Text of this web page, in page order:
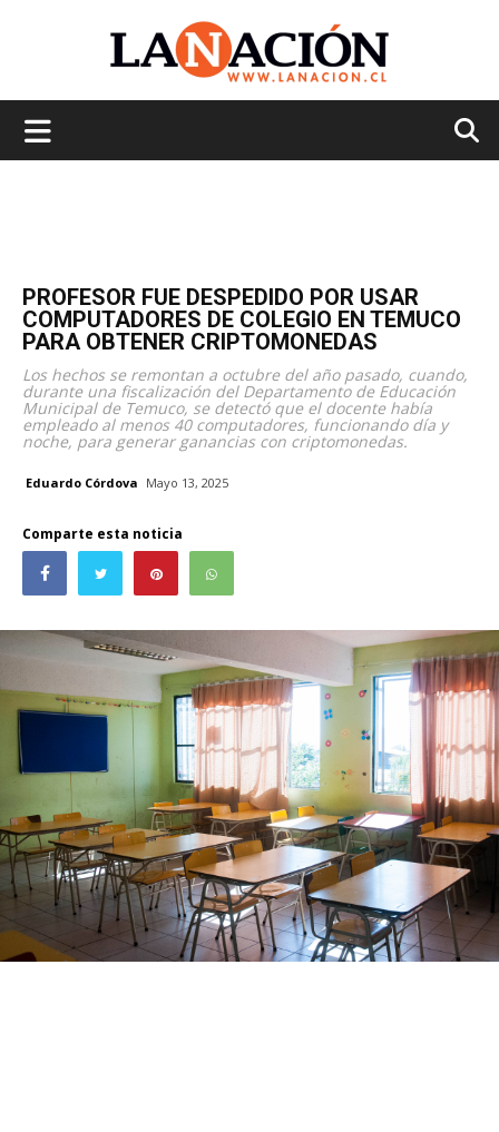
PROFESOR FUE DESPEDIDO POR USAR
COMPUTADORES DE COLEGIO EN TEMUCO
PARA OBTENER CRIPTOMONEDAS
Los hechos se remontan a octubre del año pasado, cuando,
durante una fiscalización del Departamento de Educación
Municipal de Temuco, se detectó que el docente había
empleado al menos 40 computadores, funcionando día y
noche, para generar ganancias con criptomonedas.
Eduardo Córdova Mayo 13, 2025
Comparte esta noticia